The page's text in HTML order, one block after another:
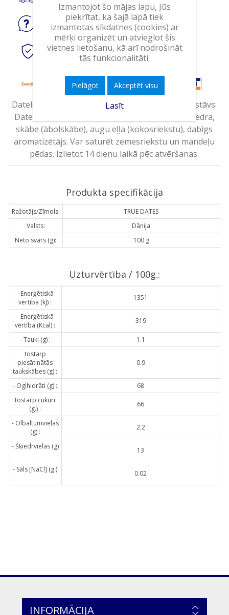
Jautājietpar produktu
Drošitiešsaistes maksājumi
Dateles bez kauliņiem ar skābās kolas garšu. Sastāvs:
Dateles (no ārpus ES) (94 %), cigoriņu sakņu šķiedra,
skābe (ābolskābe), augu eļļa (kokosriekstu), dabīgs
aromatizētājs. Var saturēt zemesriekstu un mandeļu
pēdas. Izlietot 14 dienu laikā pēc atvēršanas.
Produkta specifikācija
Ražotājs/Zīmols:
TRUE DATES
Valsts:
Dānija
Neto svars (g):
100 g
Uzturvērtība / 100g.:
- Enerģētiskā
vērtība (kJ) :
1351
- Enerģētiskā
vērtība (Kcal) :
319
- Tauki (g) :
1.1
tostarp
piesātinātās
taukskābes (g) :
0.9
- Ogļhidrāti (g) :
68
tostarp cukuri
(g.) :
66
- Olbaltumvielas
(g) :
2.2
- Šķiedrvielas (g)
:
13
- Sāls [NaCl] (g.)
:
0.02
INFORMĀCIJA
Izmantojot šo mājas lapu, Jūs
piekrītat, ka šajā lapā tiek
izmantotas sīkdatnes (cookies) ar
mērķi organizēt un atvieglot šis
vietnes lietošanu, kā arī nodrošināt
tās funkcionalitāti.
Pielāgot Akceptēt visu
Lasīt